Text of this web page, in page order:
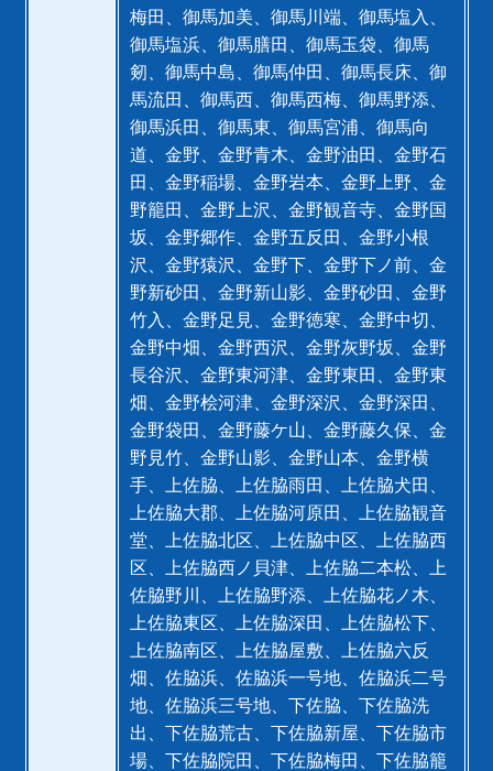
梅田、御馬加美、御馬川端、御馬塩入、
御馬塩浜、御馬膳田、御馬玉袋、御馬
剱、御馬中島、御馬仲田、御馬長床、御
馬流田、御馬西、御馬西梅、御馬野添、
御馬浜田、御馬東、御馬宮浦、御馬向
道、金野、金野青木、金野油田、金野石
田、金野稲場、金野岩本、金野上野、金
野籠田、金野上沢、金野観音寺、金野国
坂、金野郷作、金野五反田、金野小根
沢、金野猿沢、金野下、金野下ノ前、金
野新砂田、金野新山影、金野砂田、金野
竹入、金野足見、金野徳寒、金野中切、
金野中畑、金野西沢、金野灰野坂、金野
長谷沢、金野東河津、金野東田、金野東
畑、金野桧河津、金野深沢、金野深田、
金野袋田、金野藤ケ山、金野藤久保、金
野見竹、金野山影、金野山本、金野横
手、上佐脇、上佐脇雨田、上佐脇犬田、
上佐脇大郡、上佐脇河原田、上佐脇観音
堂、上佐脇北区、上佐脇中区、上佐脇西
区、上佐脇西ノ貝津、上佐脇二本松、上
佐脇野川、上佐脇野添、上佐脇花ノ木、
上佐脇東区、上佐脇深田、上佐脇松下、
上佐脇南区、上佐脇屋敷、上佐脇六反
畑、佐脇浜、佐脇浜一号地、佐脇浜二号
地、佐脇浜三号地、下佐脇、下佐脇洗
出、下佐脇荒古、下佐脇新屋、下佐脇市
場、下佐脇院田、下佐脇梅田、下佐脇籠